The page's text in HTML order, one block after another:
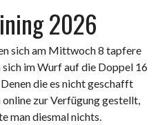
2026
sich am Mittwoch 8 tapfere
im Wurf auf die Doppel 16
die es nicht geschafft
zur Verfügung gestellt,
man diesmal nichts.